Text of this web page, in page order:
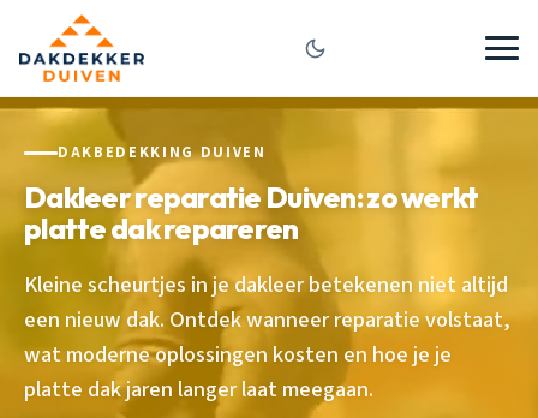
DAKBEDEKKING DUIVEN
Dakleer reparatie Duiven: zo werkt
platte dak repareren
Kleine scheurtjes in je dakleer betekenen niet altijd
een nieuw dak. Ontdek wanneer reparatie volstaat,
wat moderne oplossingen kosten en hoe je je
platte dak jaren langer laat meegaan.